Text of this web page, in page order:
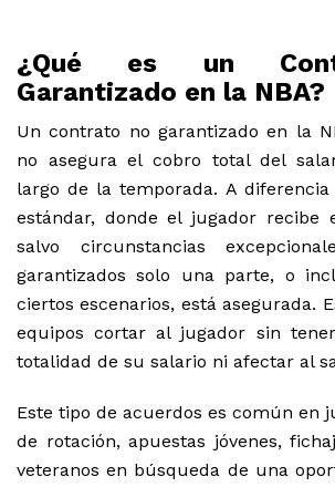
¿Qué es un
Garantizado en la NBA?
Un contrato no garantizado en la
no asegura el cobro total del
largo de la temporada. A
estándar, donde el jugador recibe
salvo circunstancias
garantizados solo una parte, o
ciertos escenarios, está asegurada.
equipos cortar al jugador sin
totalidad de su salario ni afectar al
Este tipo de acuerdos es común en
de rotación, apuestas jóvenes,
veteranos en búsqueda de una